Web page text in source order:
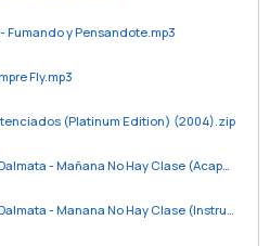
Fumando y Pensandote.mp3
Fly.mp3
(Platinum Edition) (2004).zip
Sebastian Yatra Ft. Ñejo y Dalmata - Mañana No Hay Clase (Acapella).mp3